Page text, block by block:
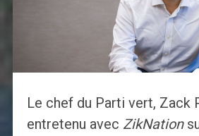
Le chef du Parti vert, Zack
entretenu avec ZikNation